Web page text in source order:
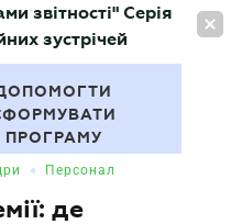
UA
звітності" Серія
зустрічей
ПРОГРАМУ
• Персонал
де